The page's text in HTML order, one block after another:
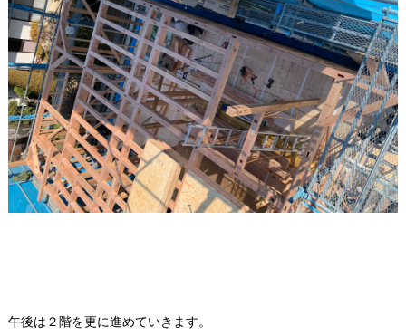
午後は２階を更に進めていきます。